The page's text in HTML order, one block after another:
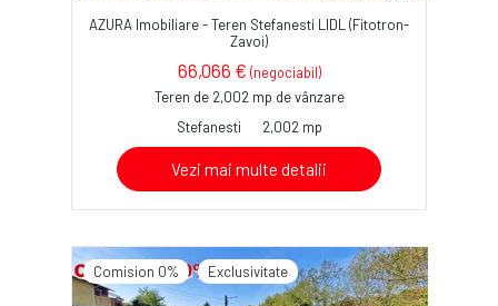
AZURA Imobiliare - Teren Stefanesti LIDL (Fitotron-
Zavoi)
66,066 € (negociabil)
Teren de 2,002 mp de vânzare
Stefanesti
2,002 mp
Vezi mai multe detalii
Comision 0% Exclusivitate